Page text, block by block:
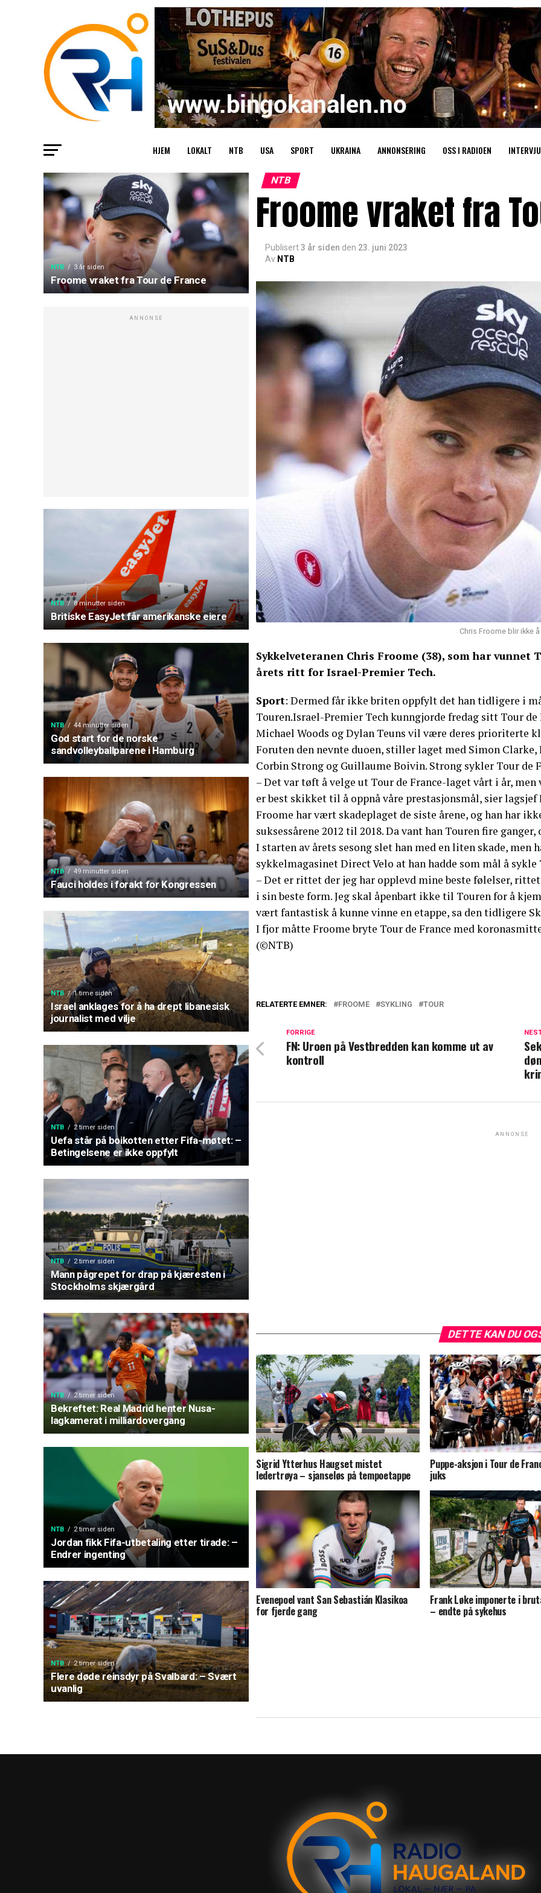
HJEM LOKALT NTB USA SPORT UKRAINA ANNONSERING OSS I RADIOEN INTERVJU
NTB 3 år siden
Froome vraket fra Tour de France
ANNONSE
NTB 8 minutter siden
Britiske EasyJet får amerikanske eiere
NTB 44 minutter siden
God start for de norske
sandvolleyballparene i Hamburg
NTB 49 minutter siden
Fauci holdes i forakt for Kongressen
NTB 1 time siden
Israel anklages for å ha drept libanesisk
journalist med vilje
NTB 2 timer siden
Uefa står på boikotten etter Fifa-møtet: –
Betingelsene er ikke oppfylt
NTB 2 timer siden
Mann pågrepet for drap på kjæresten i
Stockholms skjærgård
NTB 2 timer siden
Bekreftet: Real Madrid henter Nusa-
lagkamerat i milliardovergang
NTB 2 timer siden
Jordan fikk Fifa-utbetaling etter tirade: –
Endrer ingenting
NTB 2 timer siden
Flere døde reinsdyr på Svalbard: – Svært
uvanlig
NTB
Froome vraket fra
Publisert3 år siden den 23. juni 2023
Av NTB
Chris Froome blir ikke
Sykkelveteranen Chris Froome (38), som har vunnet
årets ritt for Israel-Premier Tech.
Sport: Dermed får ikke briten oppfylt det han tidligere i
Touren.Israel-Premier Tech kunngjorde fredag sitt Tour
Michael Woods og Dylan Teuns vil være deres prioriterte
Foruten den nevnte duoen, stiller laget med Simon
Corbin Strong og Guillaume Boivin. Strong sykler Tour de
– Det var tøft å velge ut Tour de France-laget vårt i år,
er best skikket til å oppnå våre prestasjonsmål, sier
Froome har vært skadeplaget de siste årene, og han har
suksessårene 2012 til 2018. Da vant han Touren fire
I starten av årets sesong slet han med en liten skade,
sykkelmagasinet Direct Velo at han hadde som mål å sykle
– Det er rittet der jeg har opplevd mine beste følelser,
i sin beste form. Jeg skal åpenbart ikke til Touren for å
vært fantastisk å kunne vinne en etappe, sa den tidligere
I fjor måtte Froome bryte Tour de France med
(©NTB)
RELATERTE EMNER: FROOME SYKLING TOUR
FORRIGE
FN: Uroen på Vestbredden kan komme ut av
kontroll
ANNONSE
DETTE KAN DU
Sigrid Ytterhus Haugset mistet
ledertrøya – sjanseløs på tempoetappe
Puppe-aksjon i Tour de
juks
Evenepoel vant San Sebastián Klasikoa
for fjerde gang
Frank Løke imponerte i
– endte på sykehus